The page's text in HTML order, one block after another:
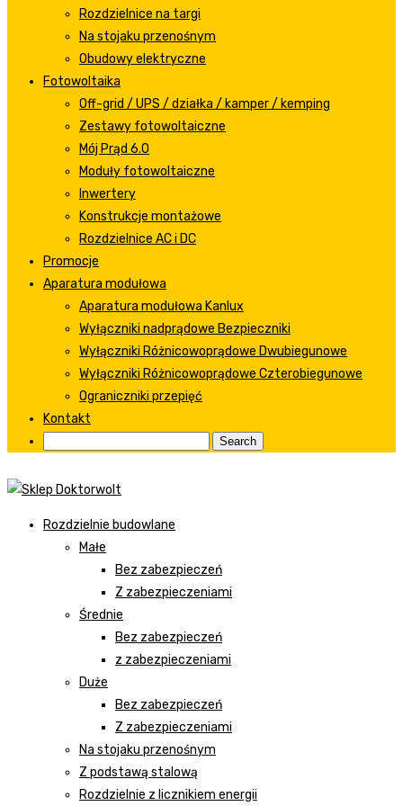
Rozdzielnice na targi
Na stojaku przenośnym
Obudowy elektryczne
Fotowoltaika
Off-grid / UPS / działka / kamper / kemping
Zestawy fotowoltaiczne
Mój Prąd 6.0
Moduły fotowoltaiczne
Inwertery
Konstrukcje montażowe
Rozdzielnice AC i DC
Promocje
Aparatura modułowa
Aparatura modułowa Kanlux
Wyłączniki nadprądowe Bezpieczniki
Wyłączniki Różnicowoprądowe Dwubiegunowe
Wyłączniki Różnicowoprądowe Czterobiegunowe
Ograniczniki przepięć
Kontakt
Rozdzielnie budowlane
Małe
Bez zabezpieczeń
Z zabezpieczeniami
Średnie
Bez zabezpieczeń
z zabezpieczeniami
Duże
Bez zabezpieczeń
Z zabezpieczeniami
Na stojaku przenośnym
Z podstawą stalową
Rozdzielnie z licznikiem energii